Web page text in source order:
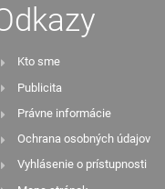
Kto sme
Publicita
Právne informácie
Ochrana osobných údajov
Vyhlásenie o prístupnosti